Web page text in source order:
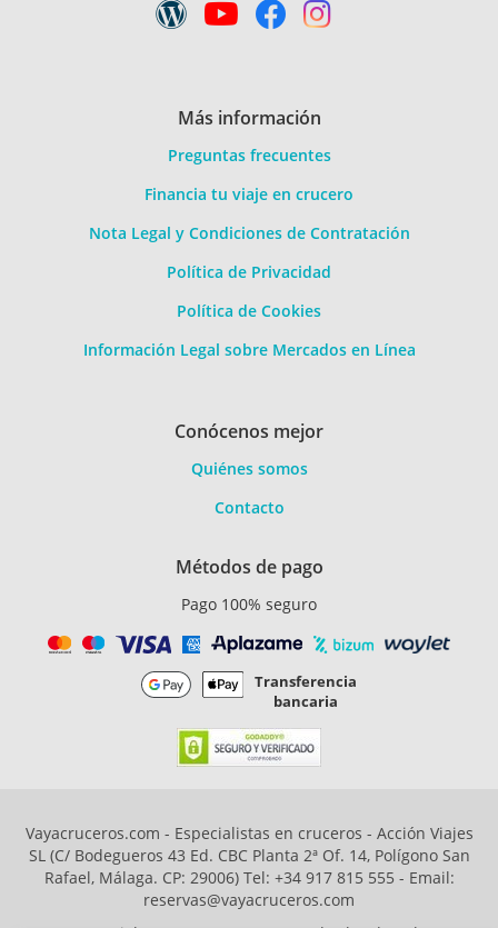
Más información
Preguntas frecuentes
Financia tu viaje en crucero
Nota Legal y Condiciones de Contratación
Política de Privacidad
Política de Cookies
Información Legal sobre Mercados en Línea
Conócenos mejor
Quiénes somos
Contacto
Métodos de pago
Pago 100% seguro
Transferencia
bancaria
Vayacruceros.com - Especialistas en cruceros - Acción Viajes
SL (C/ Bodegueros 43 Ed. CBC Planta 2ª Of. 14, Polígono San
Rafael, Málaga. CP: 29006) Tel: +34 917 815 555 - Email:
reservas@vayacruceros.com